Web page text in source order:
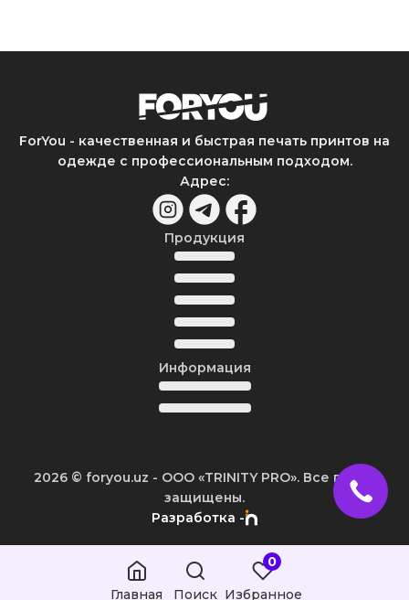
ForYou - качественная и быстрая печать принтов на
одежде с профессиональным подходом.
Адрес:
Продукция
Информация
2026 © foryou.uz - ООО «TRINITY PRO». Все права
защищены.
Разработка -
Главная Поиск
0
Избранное